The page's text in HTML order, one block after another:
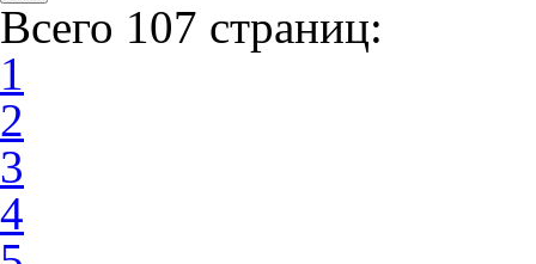
Всего 107 страниц:
1
2
3
4